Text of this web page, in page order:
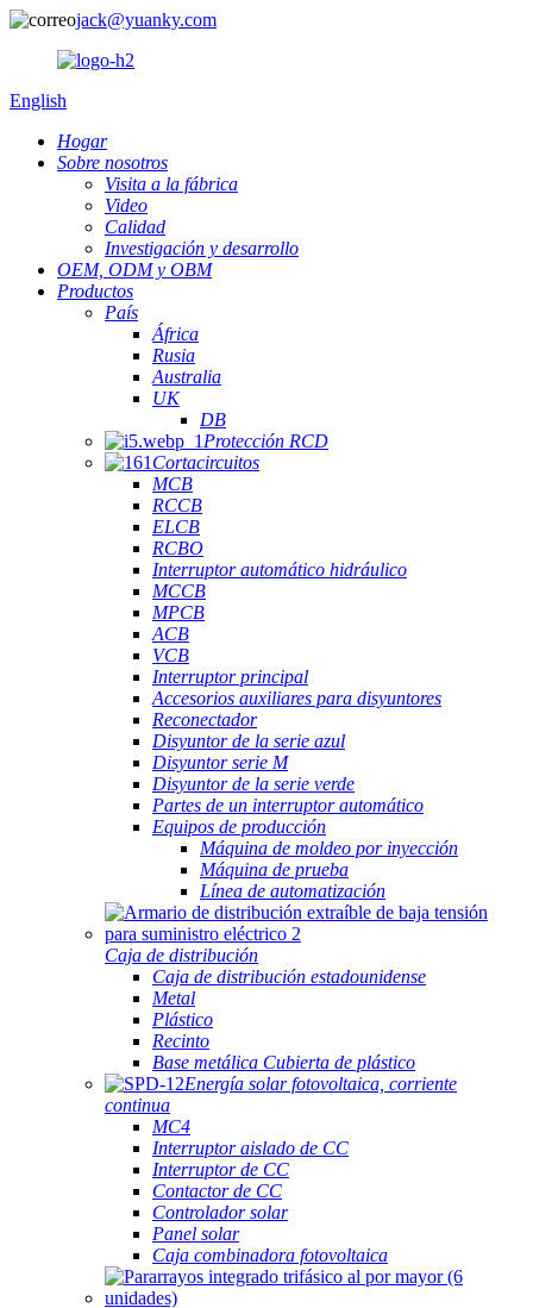
jack@yuanky.com
English
Hogar
Sobre nosotros
Visita a la fábrica
Video
Calidad
Investigación y desarrollo
OEM, ODM y OBM
Productos
País
África
Rusia
Australia
UK
DB
Protección RCD
Cortacircuitos
MCB
RCCB
ELCB
RCBO
Interruptor automático hidráulico
MCCB
MPCB
ACB
VCB
Interruptor principal
Accesorios auxiliares para disyuntores
Reconectador
Disyuntor de la serie azul
Disyuntor serie M
Disyuntor de la serie verde
Partes de un interruptor automático
Equipos de producción
Máquina de moldeo por inyección
Máquina de prueba
Línea de automatización
Caja de distribución
Caja de distribución estadounidense
Metal
Plástico
Recinto
Base metálica Cubierta de plástico
Energía solar fotovoltaica, corriente
continua
MC4
Interruptor aislado de CC
Interruptor de CC
Contactor de CC
Controlador solar
Panel solar
Caja combinadora fotovoltaica